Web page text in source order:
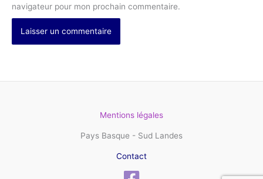
navigateur pour mon prochain commentaire.
Mentions légales
Pays Basque - Sud Landes
Contact